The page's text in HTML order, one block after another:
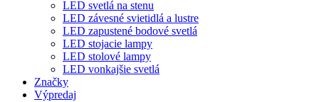
LED svetlá na stenu
LED závesné svietidlá a lustre
LED zapustené bodové svetlá
LED stojacie lampy
LED stolové lampy
LED vonkajšie svetlá
Značky
Výpredaj